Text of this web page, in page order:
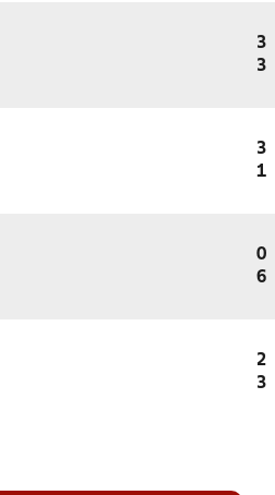
3
3
3
1
0
6
2
3